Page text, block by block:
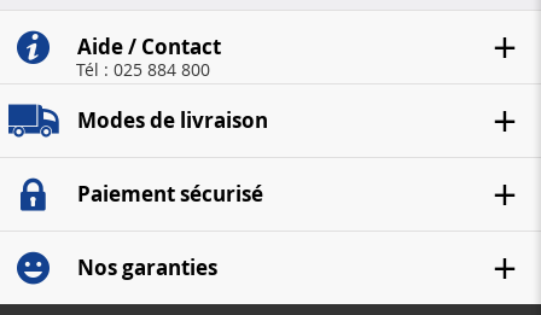
Aide / Contact
Tél : 025 884 800
Modes de livraison
Paiement sécurisé
Nos garanties